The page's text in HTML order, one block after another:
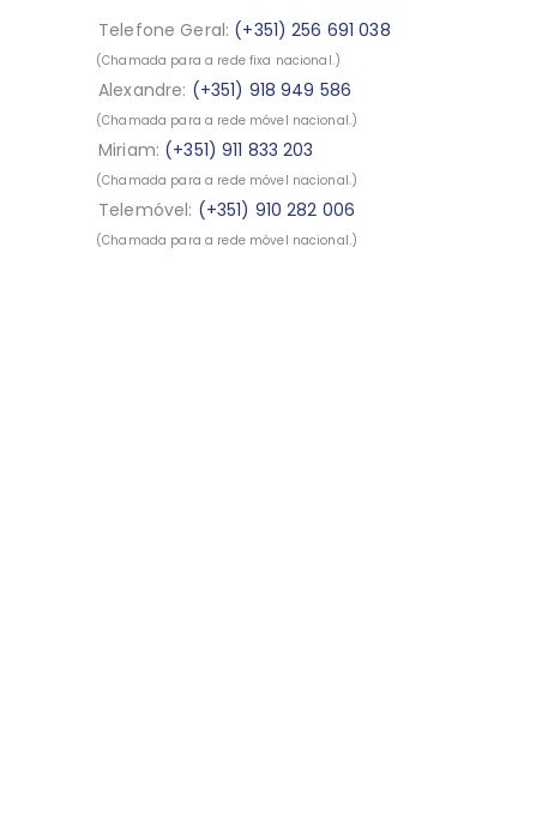
Telefone Geral: (+351) 256 691 038
(Chamada para a rede fixa nacional.)
Alexandre: (+351) 918 949 586
(Chamada para a rede móvel nacional.)
Miriam: (+351) 911 833 203
(Chamada para a rede móvel nacional.)
Telemóvel: (+351) 910 282 006
(Chamada para a rede móvel nacional.)